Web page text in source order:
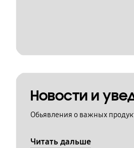
Новости и
Обьявления о важных
Читать дальше